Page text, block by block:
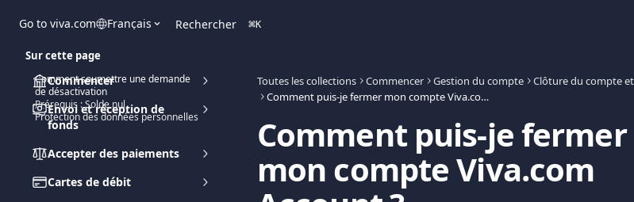
Go to viva.com Français Rechercher ⌘K
Commencer
Envoi et réception de
fonds
Accepter des paiements
Cartes de débit
Toutes les collections Commencer Gestion du compte
Clôture du compte
Comment puis-je fermer mon compte Viva.com Account ?
Comment puis-je fermer
mon compte Viva.com
Sur cette page
Comment soumettre une demande
de désactivation
Prérequis : Solde nul
Protection des données personnelles